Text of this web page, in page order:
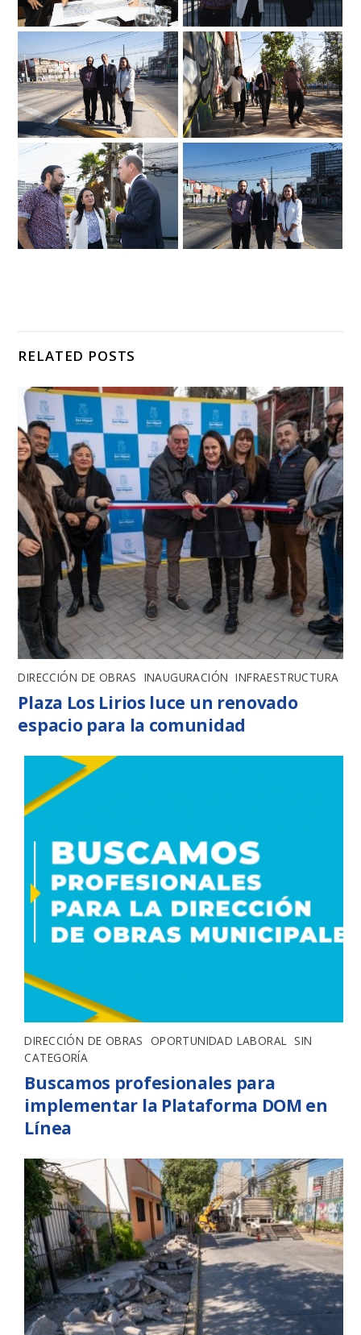
RELATED POSTS
DIRECCIÓN DE OBRAS INAUGURACIÓN ,INFRAESTRUCTURA
Plaza Los Lirios luce un renovado
espacio para la comunidad
DIRECCIÓN DE OBRAS OPORTUNIDAD LABORAL SIN
CATEGORÍA
Buscamos profesionales para
implementar la Plataforma DOM en
Línea